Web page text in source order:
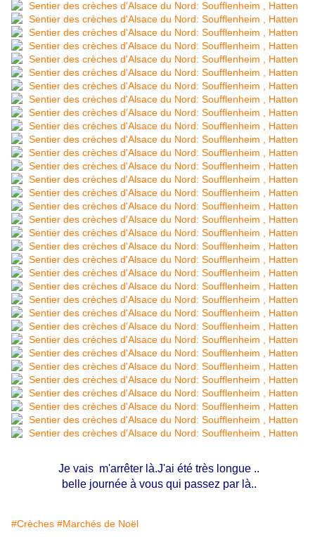
Je vais m'arrêter là.J'ai été très longue ..
belle journée à vous qui passez par là..
#Crèches #Marchés de Noël